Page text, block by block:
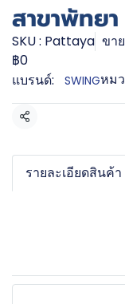
สาขาพัทยา
SKU : Pattaya ขา
฿0
แบรนด์:
SWINGหม
แชร์
รายละเอียดสินค้า